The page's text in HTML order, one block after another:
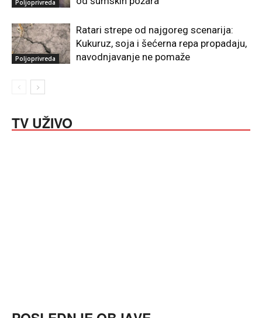
Poljoprivreda
Poljoprivreda
Ratari strepe od najgoreg scenarija:
Kukuruz, soja i šećerna repa propadaju,
navodnjavanje ne pomaže
TV UŽIVO